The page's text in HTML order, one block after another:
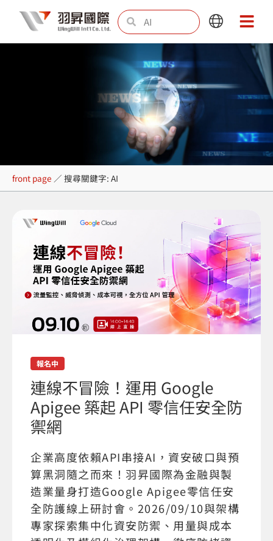
content
SearchSearch
Main
Menu
Main
Menu
Search Results for: AI
front page ／ 搜尋關鍵字: AI
報名中
連線不冒險！運用 Google
Apigee 築起 API 零信任安全防
禦網
企業高度依賴API串接AI，資安破口與預
算黑洞隨之而來！羽昇國際為金融與製
造業量身打造Google Apigee零信任安
全防護線上研討會。2026/09/10與架構
專家探索集中化資安防禦、用量與成本